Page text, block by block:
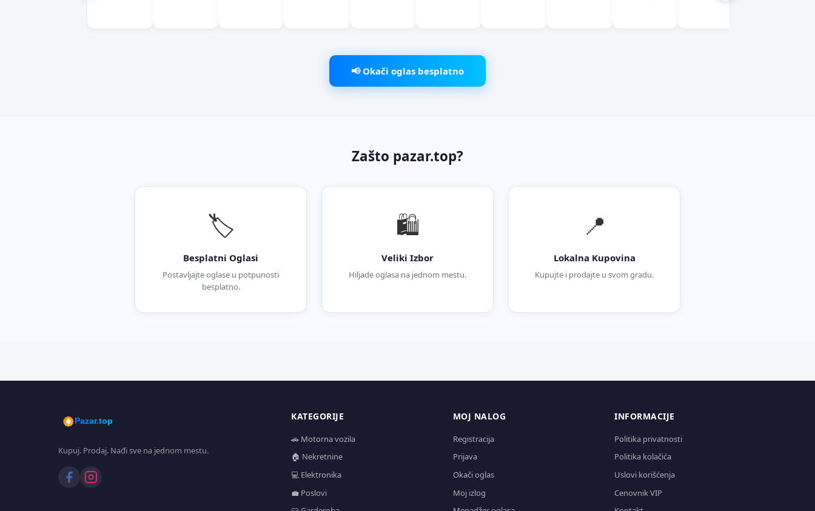
📢 Okači oglas besplatno
Zašto pazar.top?
🏷️
Besplatni Oglasi
Postavljajte oglase u potpunosti
besplatno.
🛍️
Veliki Izbor
Hiljade oglasa na jednom mestu.
📍
Lokalna Kupovina
Kupujte i prodajte u svom gradu.
Pazar.top
Kupuj. Prodaj. Nađi sve na jednom mestu.
KATEGORIJE
🚗 Motorna vozila
🏠 Nekretnine
💻 Elektronika
💼 Poslovi
MOJ NALOG
Registracija
Prijava
Okači oglas
Moj izlog
INFORMACIJE
Politika privatnosti
Politika kolačića
Uslovi korišćenja
Cenovnik VIP